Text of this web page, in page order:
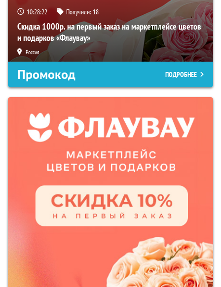
10:28:21 Получили: 18
Скидка 1000р. на первый заказ на маркетплейсе цветов
и подарков «Флаувау»
Россия
Промокод ПОДРОБНЕЕ